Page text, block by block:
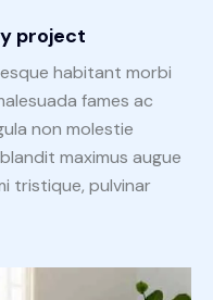
project
habitant morbi
fames ac
non molestie
maximus augue
tristique, pulvinar